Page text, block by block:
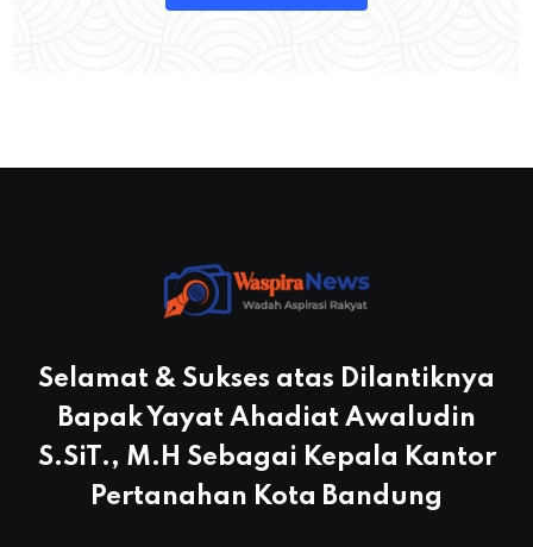
Selamat & Sukses atas Dilantiknya
Bapak Yayat Ahadiat Awaludin
S.SiT., M.H Sebagai Kepala Kantor
Pertanahan Kota Bandung